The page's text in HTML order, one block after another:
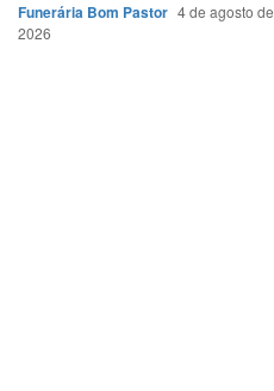
Funerária Bom Pastor 4 de agosto de
2026